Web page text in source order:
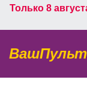
Только 8